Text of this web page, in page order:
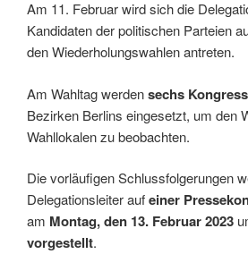
Am 11. Februar wird sich die
Kandidaten der politischen Parteien
den Wiederholungswahlen antreten.
Am Wahltag werdensechs
Bezirken Berlins eingesetzt, um den
Wahllokalen zu beobachten.
Die vorläufigen Schlussfolgerungen
Delegationsleiter aufeiner
am Montag, den 13. Februar 2023
vorgestellt.